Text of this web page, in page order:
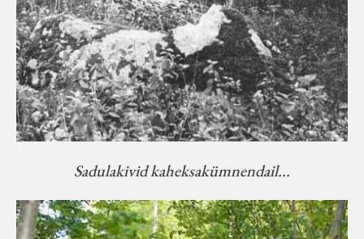
Sadulakivid kaheksakümnendail...